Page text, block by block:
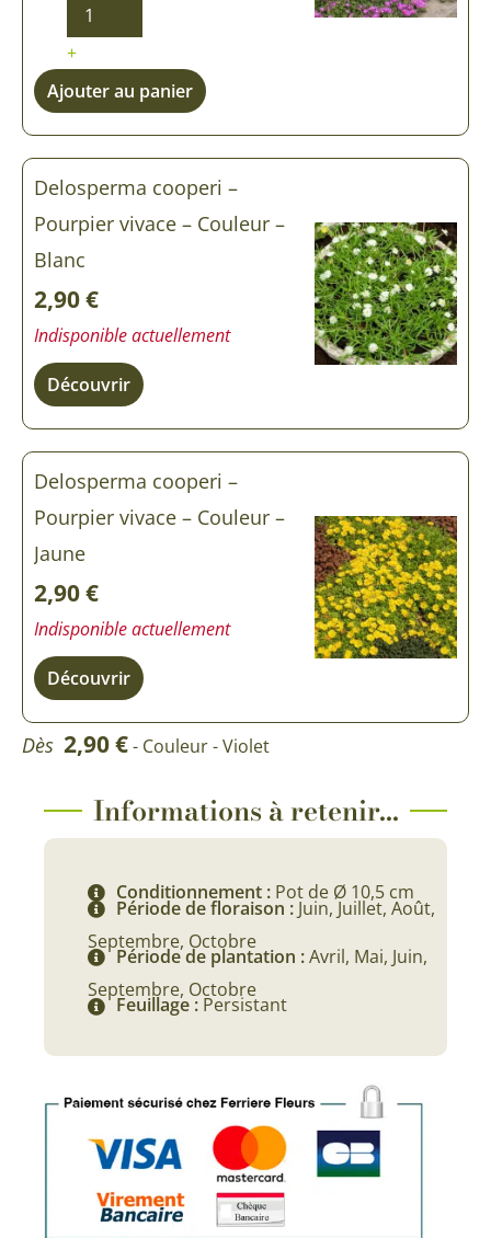
+
Ajouter au panier
Delosperma cooperi –
Pourpier vivace – Couleur –
Blanc
2,90€
Indisponible actuellement
Découvrir
Delosperma cooperi –
Pourpier vivace – Couleur –
Jaune
2,90€
Indisponible actuellement
Découvrir
Dès 2,90€- Couleur - Violet
Informations à retenir...
Conditionnement : Pot de Ø 10,5 cm
Période de floraison : Juin, Juillet, Août,
Septembre, Octobre
Période de plantation :Avril, Mai, Juin,
Septembre, Octobre
Feuillage : Persistant